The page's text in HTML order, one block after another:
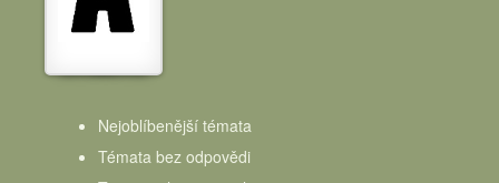
Nejoblíbenější témata
Témata bez odpovědi